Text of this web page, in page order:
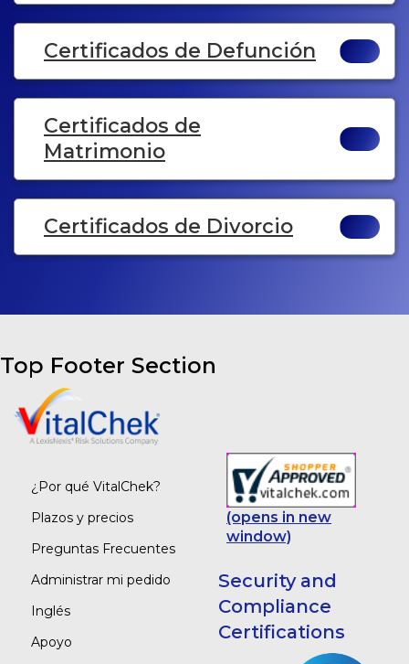
Certificados de Defunción
Certificados de
Matrimonio
Certificados de Divorcio
Top Footer Section
¿Por qué VitalChek?
Plazos y precios
Preguntas Frecuentes
Administrar mi pedido
Inglés
Apoyo
(opens in new
window)
Security and
Compliance
Certifications